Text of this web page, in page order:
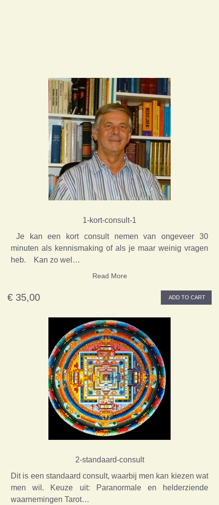
1-kort-consult-1
Je kan een kort consult nemen van ongeveer 30
minuten als kennismaking of als je maar weinig vragen
heb. Kan zo wel…
Read More
€ 35,00 ADD TO CART
2-standaard-consult
Dit is een standaard consult, waarbij men kan kiezen wat
men wil. Keuze uit: Paranormale en helderziende
waarnemingen Tarot…